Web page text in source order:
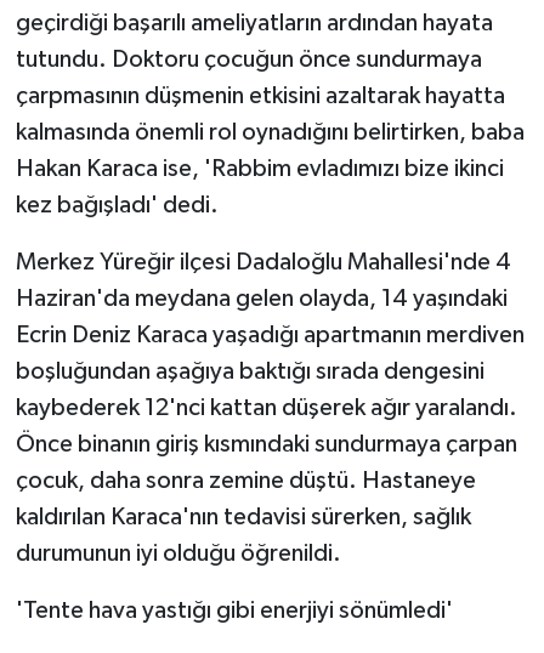
geçirdiği başarılı ameliyatların ardından hayata
tutundu. Doktoru çocuğun önce sundurmaya
çarpmasının düşmenin etkisini azaltarak hayatta
kalmasında önemli rol oynadığını belirtirken, baba
Hakan Karaca ise, 'Rabbim evladımızı bize ikinci
kez bağışladı' dedi.
Merkez Yüreğir ilçesi Dadaloğlu Mahallesi'nde 4
Haziran'da meydana gelen olayda, 14 yaşındaki
Ecrin Deniz Karaca yaşadığı apartmanın merdiven
boşluğundan aşağıya baktığı sırada dengesini
kaybederek 12'nci kattan düşerek ağır yaralandı.
Önce binanın giriş kısmındaki sundurmaya çarpan
çocuk, daha sonra zemine düştü. Hastaneye
kaldırılan Karaca'nın tedavisi sürerken, sağlık
durumunun iyi olduğu öğrenildi.
'Tente hava yastığı gibi enerjiyi sönümledi'
Jandarma
Kadın
MAGAZİN
Otomobil
POLİTİKA
Sağlık
SPOR HABERLERİ